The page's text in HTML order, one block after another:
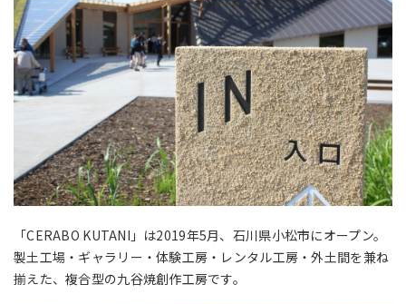
「CERABO KUTANI」は2019年5月、 石川県小松市にオープン。
製⼟⼯場・ギャラリー・体験⼯房・レンタル⼯房・外⼟間を兼ね
揃えた、複合型の九⾕焼創作⼯房です。